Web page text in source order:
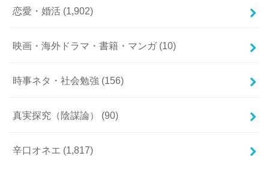
恋愛・婚活 (1,902)
映画・海外ドラマ・書籍・マンガ (10)
時事ネタ・社会勉強 (156)
真実探究（陰謀論） (90)
辛口オネエ (1,817)